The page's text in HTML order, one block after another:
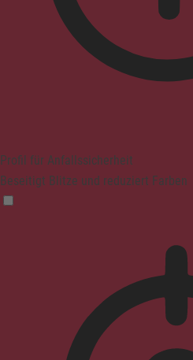
Profil für Anfallssicherheit
Beseitigt Blitze und reduziert Farben